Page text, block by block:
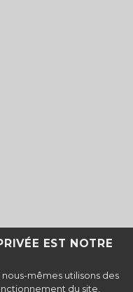
EST NOTRE
mêmes utilisons des
du site,
Haut de page